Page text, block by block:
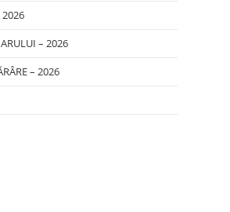
2026
– 2026
– 2026